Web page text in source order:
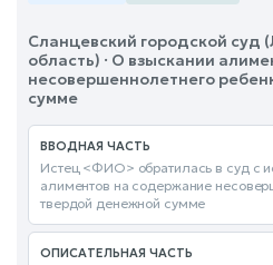
Сланцевский городской суд
область) · О взыскании
несовершеннолетнего
сумме
ВВОДНАЯ ЧАСТЬ
Истец <ФИО> обратилась в суд с
алиментов на содержание
твердой денежной сумме
ОПИСАТЕЛЬНАЯ ЧАСТЬ